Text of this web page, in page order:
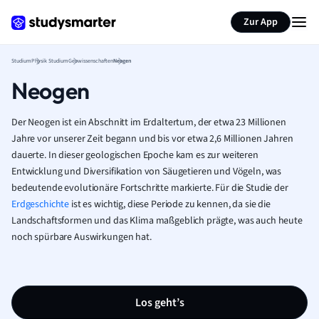
Zur App
StudiumPhysik StudiumGeowissenschaftenNeogen
Neogen
Der Neogen ist ein Abschnitt im Erdaltertum, der etwa 23 Millionen
Jahre vor unserer Zeit begann und bis vor etwa 2,6 Millionen Jahren
dauerte. In dieser geologischen Epoche kam es zur weiteren
Entwicklung und Diversifikation von Säugetieren und Vögeln, was
bedeutende evolutionäre Fortschritte markierte. Für die Studie der
Erdgeschichte ist es wichtig, diese Periode zu kennen, da sie die
Landschaftsformen und das Klima maßgeblich prägte, was auch heute
noch spürbare Auswirkungen hat.
Los geht’s